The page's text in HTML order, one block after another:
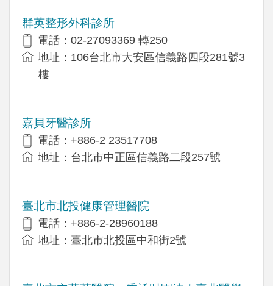
群英整形外科診所
電話：02-27093369 轉250
地址：106台北市大安區信義路四段281號3
樓
嘉貝牙醫診所
電話：+886-2 23517708
地址：台北市中正區信義路二段257號
臺北市北投健康管理醫院
電話：+886-2-28960188
地址：臺北市北投區中和街2號